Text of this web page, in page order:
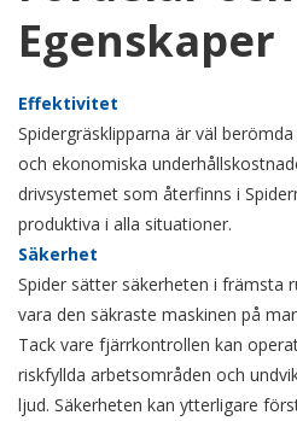
Egenskaper
Effektivitet
Spidergräsklipparna är väl
och ekonomiska
drivsystemet som återfinns i
produktiva i alla situationer.
Säkerhet
Spider sätter säkerheten i främsta
vara den säkraste maskinen på
Tack vare fjärrkontrollen kan
riskfyllda arbetsområden och
ljud. Säkerheten kan ytterligare